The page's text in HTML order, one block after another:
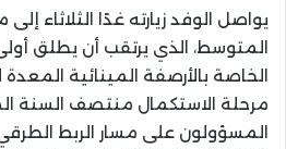
يواصل الوفد زيارته غدًا الثلاثاء
المتوسط، الذي يرتقب أن يطلق
الخاصة بالأرصفة المينائية
مرحلة الاستكمال منتصف السنة
المسؤولون على مسار الربط